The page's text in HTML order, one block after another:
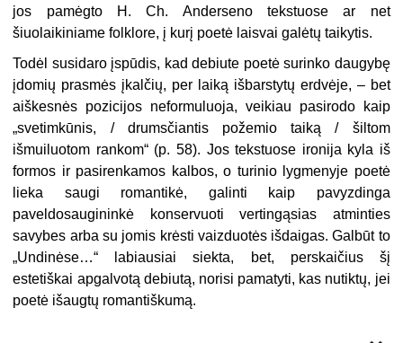
jos pamėgto H. Ch. Anderseno tekstuose ar net
šiuolaikiniame folklore, į kurį poetė laisvai galėtų taikytis.
Todėl susidaro įspūdis, kad debiute poetė surinko daugybę
įdomių prasmės įkalčių, per laiką išbarstytų erdvėje, – bet
aiškesnės pozicijos neformuluoja, veikiau pasirodo kaip
„svetimkūnis, / drumsčiantis požemio taiką / šiltom
išmuiluotom rankom“ (p. 58). Jos tekstuose ironija kyla iš
formos ir pasirenkamos kalbos, o turinio lygmenyje poetė
lieka saugi romantikė, galinti kaip pavyzdinga
paveldosaugininkė konservuoti vertingąsias atminties
savybes arba su jomis krėsti vaizduotės išdaigas. Galbūt to
„Undinėse…“ labiausiai siekta, bet, perskaičius šį
estetiškai apgalvotą debiutą, norisi pamatyti, kas nutiktų, jei
poetė išaugtų romantiškumą.